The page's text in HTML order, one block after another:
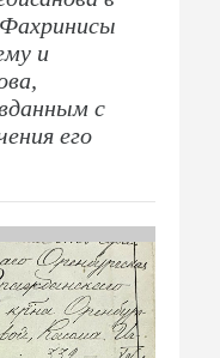
и
с
его